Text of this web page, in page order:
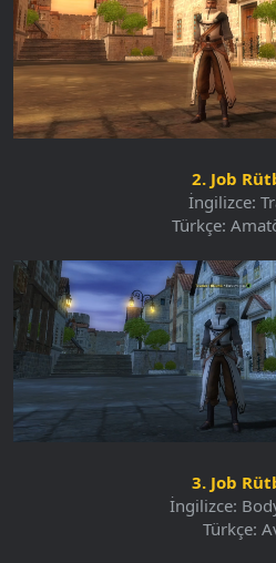
2. Job
İngilizce:
Türkçe:
3. Job
İngilizce:
Türkçe: